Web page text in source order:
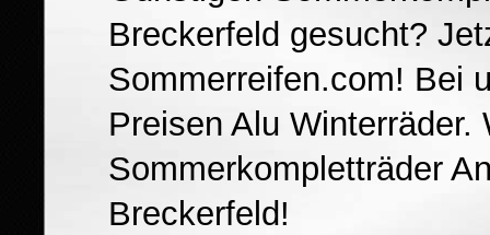
Breckerfeld gesucht?
Sommerreifen.com! Bei
Preisen Alu Winterräder.
Sommerkompletträder
Breckerfeld!